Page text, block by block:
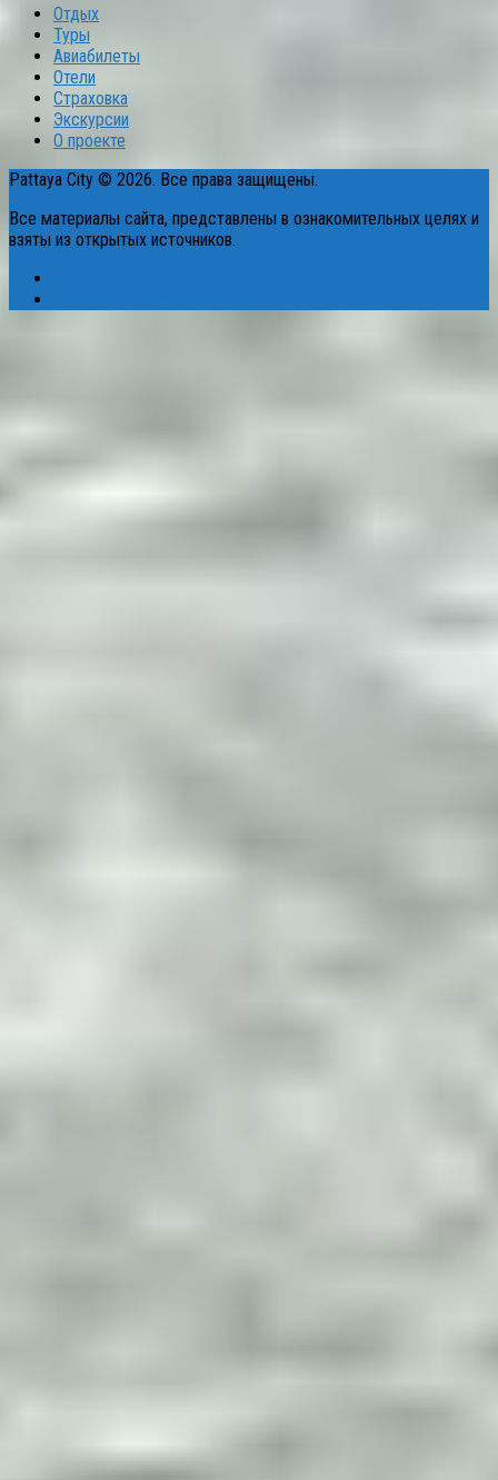
Отдых
Туры
Авиабилеты
Отели
Страховка
Экскурсии
О проекте
Pattaya City © 2026. Все права защищены.
Все материалы сайта, представлены в ознакомительных целях и
взяты из открытых источников.